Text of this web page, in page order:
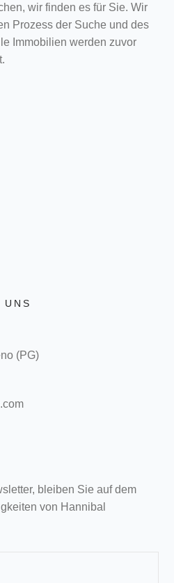
wir finden es für Sie. Wir
Prozess der Suche und des
Immobilien werden zuvor
UNS
(PG)
bleiben Sie auf dem
von Hannibal